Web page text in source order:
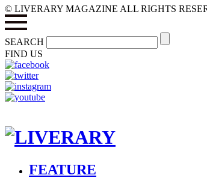
© LIVERARY MAGAZINE ALL RIGHTS
SEARCH
FIND US
FEATURE